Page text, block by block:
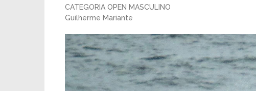
CATEGORIA OPEN MASCULINO
Guilherme Mariante